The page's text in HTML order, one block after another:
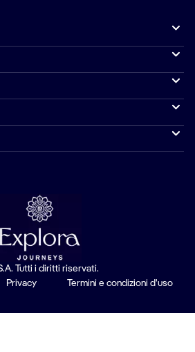
Tutti i diritti riservati.
Privacy Termini e condizioni d'uso